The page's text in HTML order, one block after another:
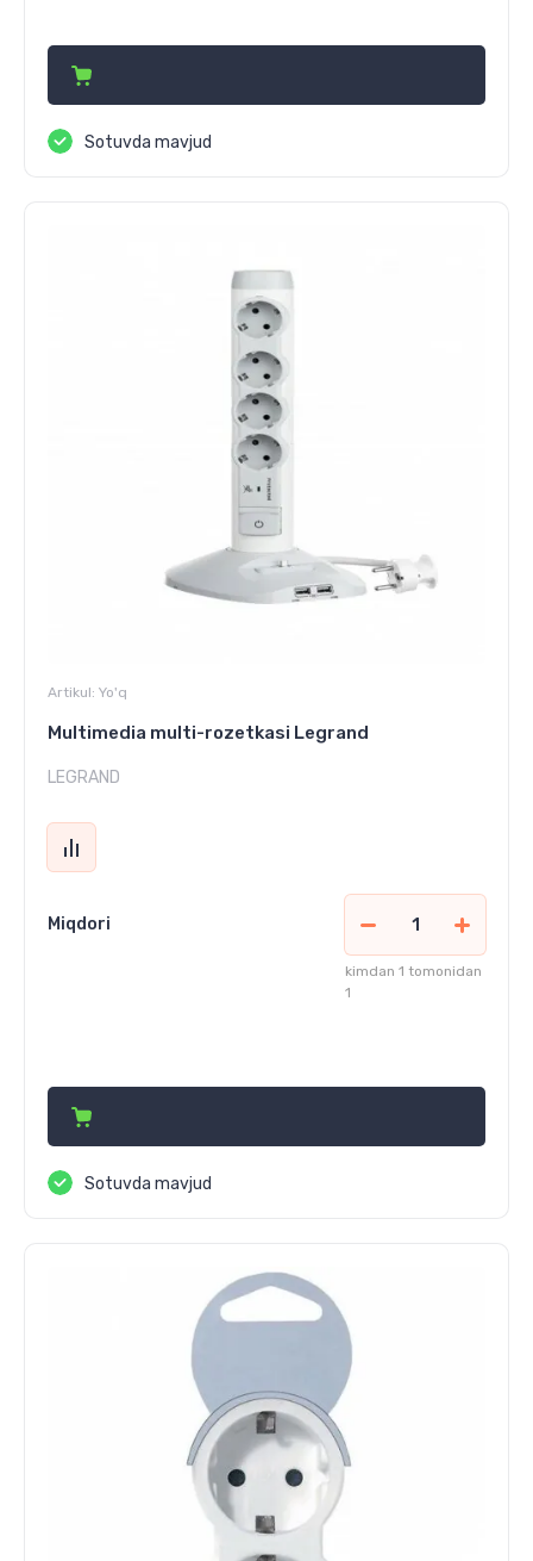
Sotuvda mavjud
Artikul: Yo'q
Multimedia multi-rozetkasi Legrand
LEGRAND
Miqdori
kimdan 1 tomonidan
1
Sotuvda mavjud